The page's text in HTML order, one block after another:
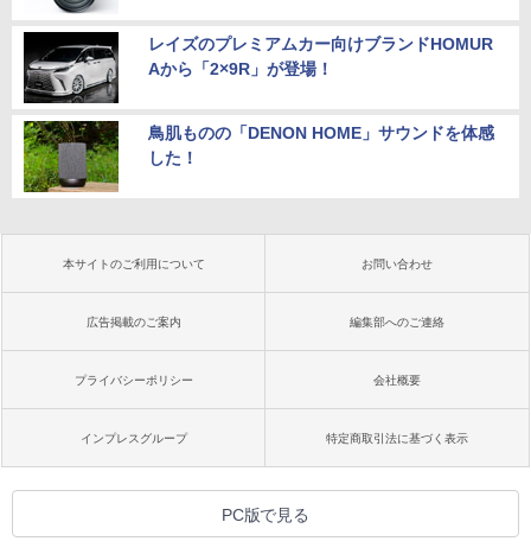
レイズのプレミアムカー向けブランドHOMUR
Aから「2×9R」が登場！
鳥肌ものの「DENON HOME」サウンドを体感
した！
本サイトのご利用について お問い合わせ
広告掲載のご案内 編集部へのご連絡
プライバシーポリシー 会社概要
インプレスグループ 特定商取引法に基づく表示
PC版で見る